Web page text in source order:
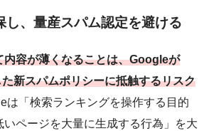
し、量産スパム認定を避ける
内容が薄くなることは、Googleが
新スパムポリシーに抵触するリスク
は「検索ランキングを操作する目的
いページを大量に生成する行為」を大